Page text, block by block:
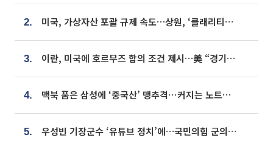
2. 미국, 가상자산 포괄 규제 속도…상원, ‘클래리티법’ 9월 절차투표 추진
3. 이란, 미국에 호르무즈 합의 조건 제시…美 “경기 아직 안 끝나” [종합]
4. 맥북 품은 삼성에 ‘중국산’ 맹추격⋯커지는 노트북 OLED 시장
5. 우성빈 기장군수 ‘유튜브 정치’에…국민의힘 군의원들 집단 반발